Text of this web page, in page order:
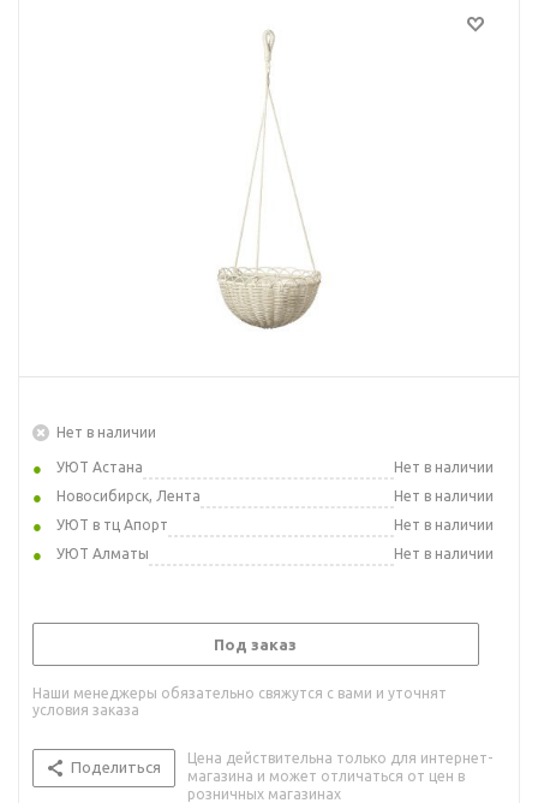
Нет в наличии
УЮТ Астана
Нет в наличии
Новосибирск, Лента
Нет в наличии
УЮТ в тц Апорт
Нет в наличии
УЮТ Алматы
Нет в наличии
Под заказ
Наши менеджеры обязательно свяжутся с вами и уточнят
условия заказа
Поделиться
Цена действительна только для интернет-
магазина и может отличаться от цен в
розничных магазинах